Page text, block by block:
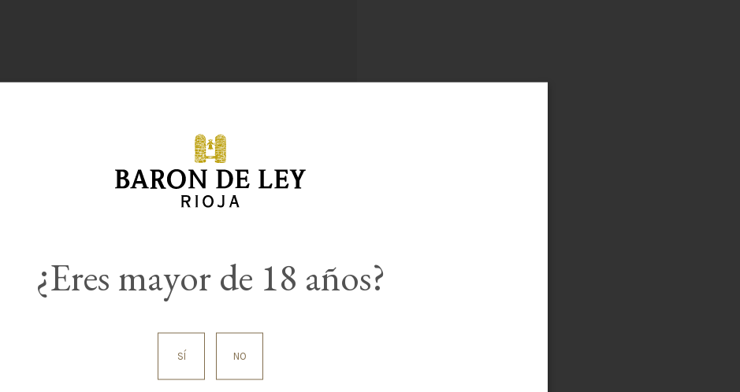
o la recepción de currículums
¿Eres mayor de 18 años?
SÍ NO